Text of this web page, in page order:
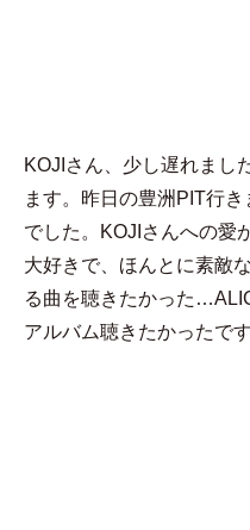
KOJIさん、少し遅れまし
ます。昨日の豊洲PIT行
でした。KOJIさんへの愛
大好きで、ほんとに素敵
る曲を聴きたかった
アルバム聴きたかったです